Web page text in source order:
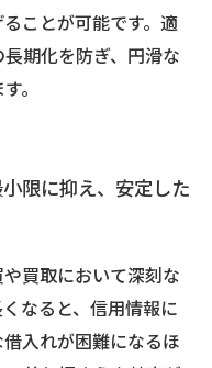
ことが可能です。適
期化を防ぎ、円滑な
。
限に抑え、安定した
買取において深刻な
なると、信用情報に
入れが困難になるほ